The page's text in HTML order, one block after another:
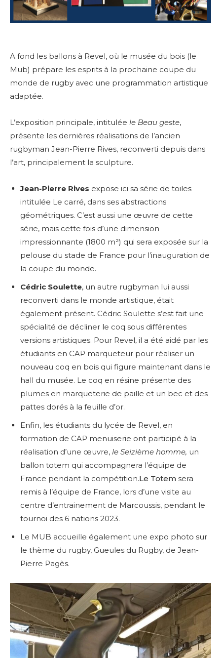
A fond les ballons à Revel, où le musée du bois (le
Mub) prépare les esprits à la prochaine coupe du
monde de rugby avec une programmation artistique
adaptée.
L’exposition principale, intitulée le Beau geste,
présente les dernières réalisations de l’ancien
rugbyman Jean-Pierre Rives, reconverti depuis dans
l’art, principalement la sculpture.
Jean-Pierre Rives expose ici sa série de toiles
intitulée Le carré, dans ses abstractions
géométriques. C’est aussi une œuvre de cette
série, mais cette fois d’une dimension
impressionnante (1800 m²) qui sera exposée sur la
pelouse du stade de France pour l’inauguration de
la coupe du monde.
Cédric Soulette, un autre rugbyman lui aussi
reconverti dans le monde artistique, était
également présent. Cédric Soulette s’est fait une
spécialité de décliner le coq sous différentes
versions artistiques. Pour Revel, il a été aidé par les
étudiants en CAP marqueteur pour réaliser un
nouveau coq en bois qui figure maintenant dans le
hall du musée. Le coq en résine présente des
plumes en marqueterie de paille et un bec et des
pattes dorés à la feuille d’or.
Enfin, les étudiants du lycée de Revel, en
formation de CAP menuiserie ont participé à la
réalisation d’une œuvre, le Seizième homme, un
ballon totem qui accompagnera l’équipe de
France pendant la compétition.Le Totem sera
remis à l’équipe de France, lors d’une visite au
centre d’entrainement de Marcoussis, pendant le
tournoi des 6 nations 2023.
Le MUB accueille également une expo photo sur
le thème du rugby, Gueules du Rugby, de Jean-
Pierre Pagès.